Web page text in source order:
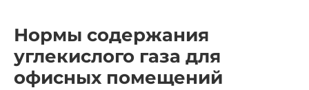
Нормы содержания
углекислого газа для
офисных помещений